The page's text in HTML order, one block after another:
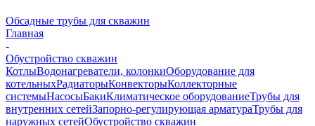
Обсадные трубы для скважин
Главная
-
Обустройство скважин
КотлыВодонагреватели, колонкиОборудование для
котельныхРадиаторыКонвекторыКоллекторные
системыНасосыБакиКлиматическое оборудованиеТрубы для
внутренних сетейЗапорно-регулирующая арматураТрубы для
наружных сетейОбустройство скважин